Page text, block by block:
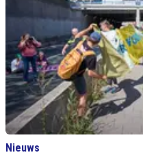
Nieuws